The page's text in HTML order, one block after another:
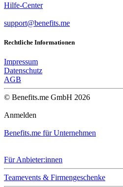
Hilfe-Center
support@benefits.me
Rechtliche Informationen
Impressum
Datenschutz
AGB
© Benefits.me GmbH 2026
Anmelden
Benefits.me für Unternehmen
Für Anbieter:innen
Teamevents & Firmengeschenke